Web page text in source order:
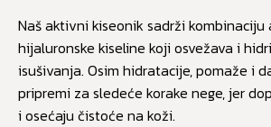
Naš aktivni kiseonik sadrži kombinaciju
hijaluronske kiseline koji osvežava i
isušivanja. Osim hidratacije, pomaže i
pripremi za sledeće korake nege, jer
i osećaju čistoće na koži.